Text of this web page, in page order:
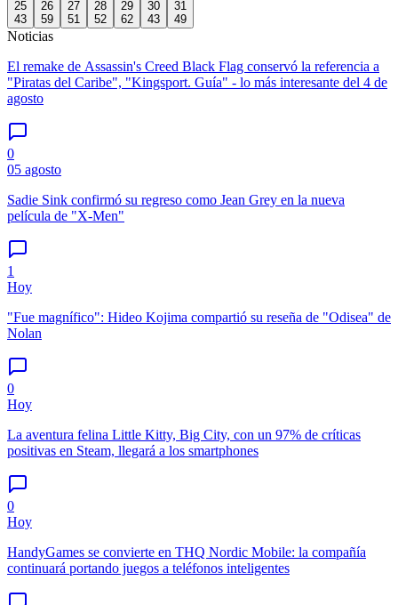
25
43
26
59
27
51
28
52
29
62
30
43
31
49
Noticias
El remake de Assassin's Creed Black Flag conservó la referencia a
"Piratas del Caribe", "Kingsport. Guía" - lo más interesante del 4 de
agosto
0
05 agosto
Sadie Sink confirmó su regreso como Jean Grey en la nueva
película de "X-Men"
1
Hoy
"Fue magnífico": Hideo Kojima compartió su reseña de "Odisea" de
Nolan
0
Hoy
La aventura felina Little Kitty, Big City, con un 97% de críticas
positivas en Steam, llegará a los smartphones
0
Hoy
HandyGames se convierte en THQ Nordic Mobile: la compañía
continuará portando juegos a teléfonos inteligentes